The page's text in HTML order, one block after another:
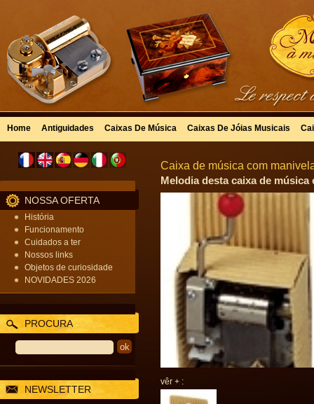
Home Antiguidades Caixas De Música Caixas De Jóias Musicais
NOSSA OFERTA
História
Funcionamento
Cuidados a ter
Nossos links
Objetos de curiosidade
NOVIDADES 2026
PROCURA
NEWSLETTER
Caixa de música com
Melodia desta caixa de
vêr + :